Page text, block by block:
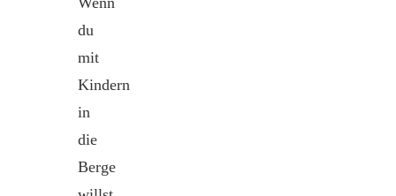
du
mit
Kindern
in
die
Berge